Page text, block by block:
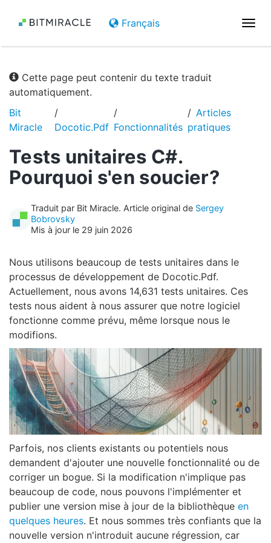
Français
Cette page peut contenir du texte traduit
automatiquement.
Bit
Miracle
Docotic.Pdf Fonctionnalités
Articles
pratiques
Tests unitaires C#.
Pourquoi s'en soucier?
Traduit par Bit Miracle. Article original de Sergey
Bobrovsky
Mis à jour le 29 juin 2026
Nous utilisons beaucoup de tests unitaires dans le
processus de développement de Docotic.Pdf.
Actuellement, nous avons 14,631 tests unitaires. Ces
tests nous aident à nous assurer que notre logiciel
fonctionne comme prévu, même lorsque nous le
modifions.
Parfois, nos clients existants ou potentiels nous
demandent d'ajouter une nouvelle fonctionnalité ou de
corriger un bogue. Si la modification n'implique pas
beaucoup de code, nous pouvons l'implémenter et
publier une version mise à jour de la bibliothèque en
quelques heures. Et nous sommes très confiants que la
nouvelle version n'introduit aucune régression, car